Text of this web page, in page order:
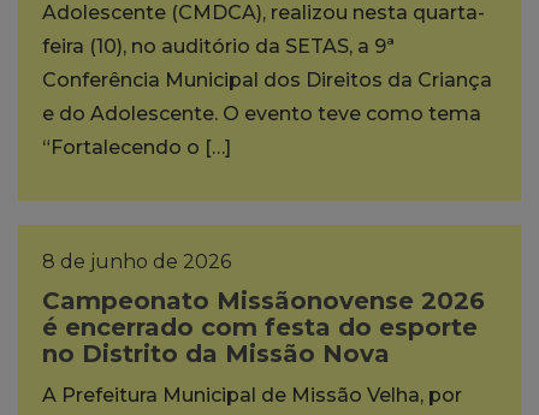
Adolescente (CMDCA), realizou nesta quarta-
feira (10), no auditório da SETAS, a 9ª
Conferência Municipal dos Direitos da Criança
e do Adolescente. O evento teve como tema
“Fortalecendo o […]
8 de junho de 2026
Campeonato Missãonovense 2026
é encerrado com festa do esporte
no Distrito da Missão Nova
A Prefeitura Municipal de Missão Velha, por